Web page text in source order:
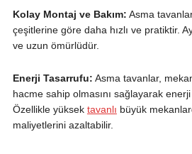
Kolay Montaj ve Bakım: Asma
çeşitlerine göre daha hızlı ve pratiktir.
ve uzun ömürlüdür.
Enerji Tasarrufu: Asma tavanlar,
hacme sahip olmasını sağlayarak
Özellikle yüksek tavanlı büyük
maliyetlerini azaltabilir.